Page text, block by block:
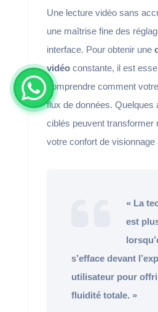
Une lecture vidéo sans
une maîtrise fine des
interface. Pour obtenir une
vidéoconstante, il est
comprendre comment
flux de données. Quelques
ciblés peuvent transformer
votre confort de visionnage
« La
est
s’efface devant
utilisateur pour
fluidité totale. »